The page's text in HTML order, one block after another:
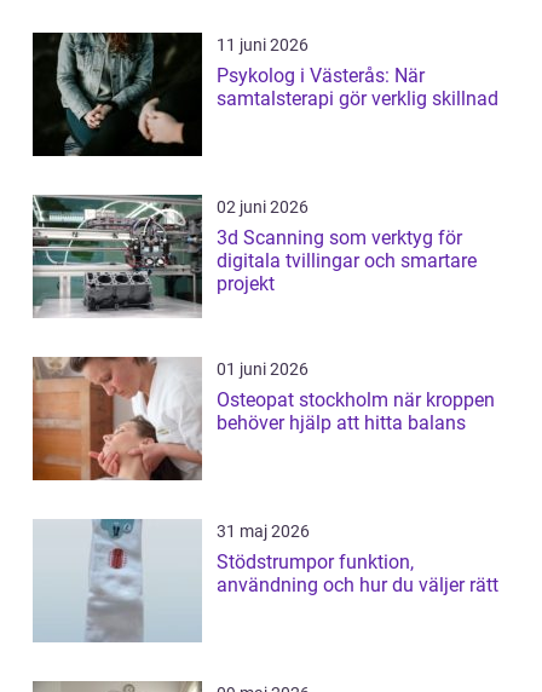
11 juni 2026
Psykolog i Västerås: När
samtalsterapi gör verklig skillnad
02 juni 2026
3d Scanning som verktyg för
digitala tvillingar och smartare
projekt
01 juni 2026
Osteopat stockholm när kroppen
behöver hjälp att hitta balans
31 maj 2026
Stödstrumpor funktion,
användning och hur du väljer rätt